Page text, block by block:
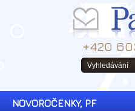
+420
NOVOROČENKY, PF